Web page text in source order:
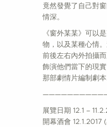
竟然發覺了自己對
情深。
《窗外某某》可以
物，以及某種心情
前後左右內外拍攝
飾演他們當下的現
那部劇情片編制劇本
展覽日期 12.1 –
開幕酒會